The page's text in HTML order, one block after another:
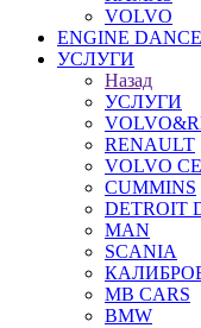
VOLVO
ENGINE DANCE
УСЛУГИ
Назад
УСЛУГИ
RENAULT
VOLVO CE
CUMMINS
DETROIT
MAN
SCANIA
MB CARS
BMW